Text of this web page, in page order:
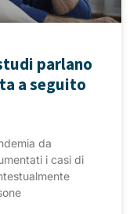
parlano
a seguito
da
i casi di